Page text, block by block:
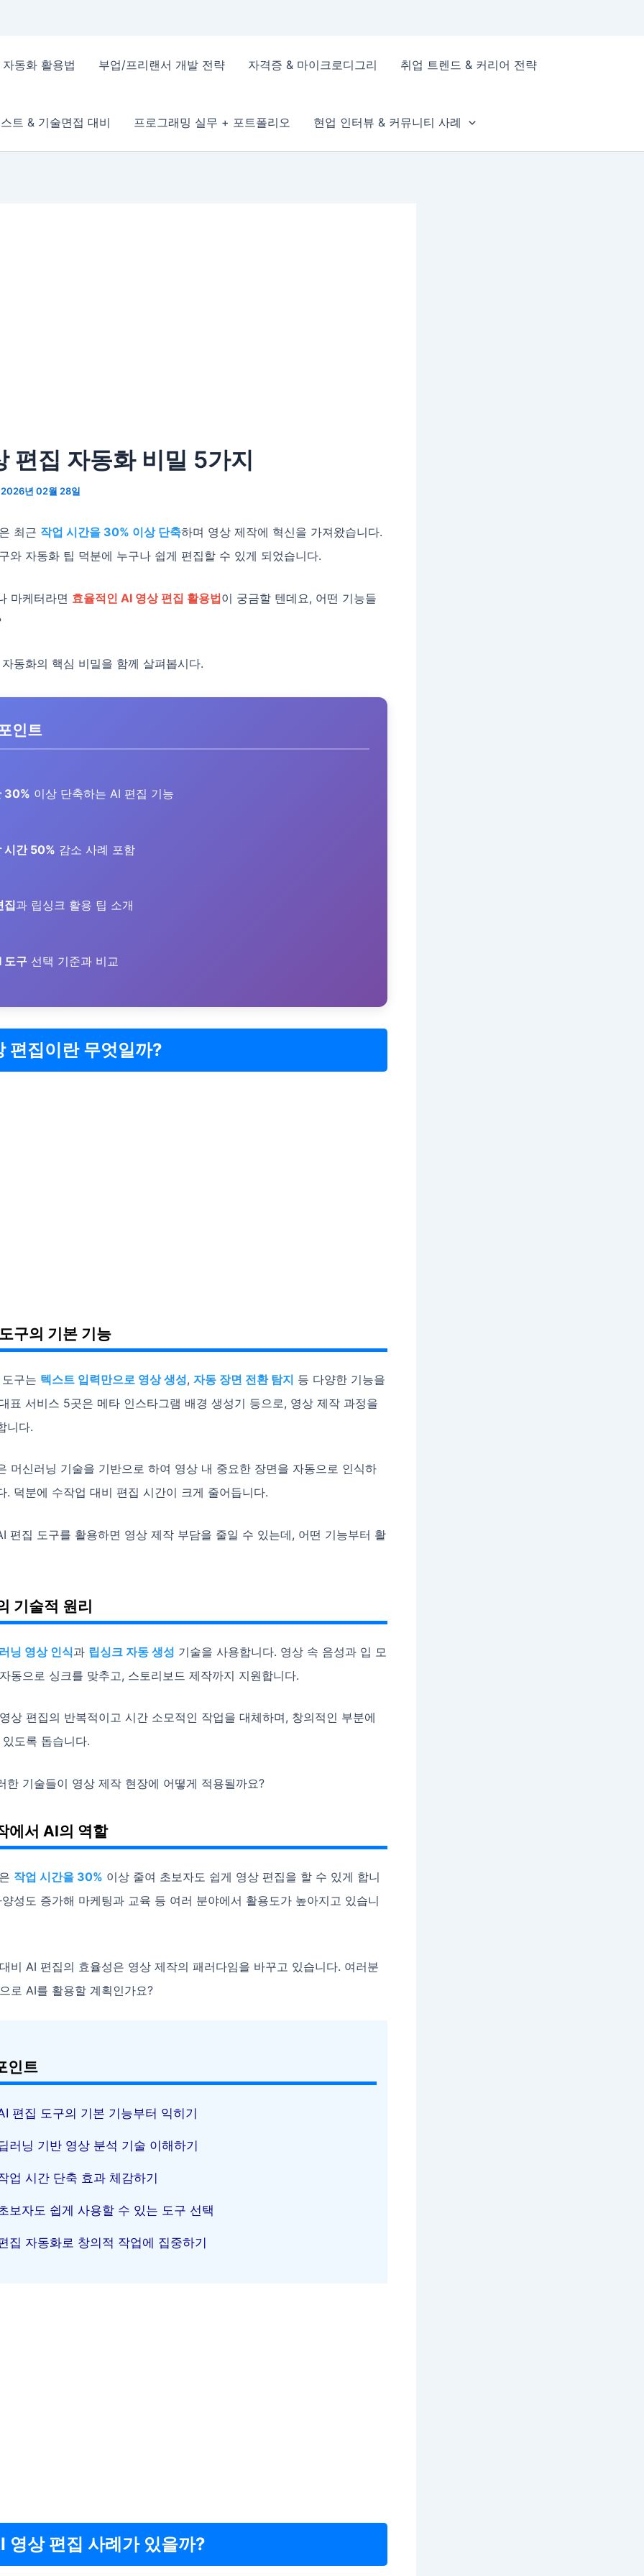
동화 활용법 부업/프리랜서 개발 전략 자격증 & 마이크로디그리 취업 트렌드 & 커리어 전략
트 & 기술면접 대비 프로그래밍 실무 + 포트폴리오 현업 인터뷰 & 커뮤니티 사례
편집 자동화 비밀 5가지
2026년 02월 28일
최근 작업 시간을 30% 이상 단축하며 영상 제작에 혁신을 가져왔습니다.
와 자동화 팁 덕분에 누구나 쉽게 편집할 수 있게 되었습니다.
마케터라면 효율적인 AI 영상 편집 활용법이 궁금할 텐데요, 어떤 기능들
동화의 핵심 비밀을 함께 살펴봅시다.
인트
30% 이상 단축하는 AI 편집 기능
시간 50% 감소 사례 포함
집과 립싱크 활용 팁 소개
도구 선택 기준과 비교
편집이란 무엇일까?
구의 기본 기능
구는 텍스트 입력만으로 영상 생성, 자동 장면 전환 탐지 등 다양한 기능을
표 서비스 5곳은 메타 인스타그램 배경 생성기 등으로, 영상 제작 과정을
니다.
머신러닝 기술을 기반으로 하여 영상 내 중요한 장면을 자동으로 인식하
. 덕분에 수작업 대비 편집 시간이 크게 줄어듭니다.
편집 도구를 활용하면 영상 제작 부담을 줄일 수 있는데, 어떤 기능부터 활
기술적 원리
닝 영상 인식과 립싱크 자동 생성 기술을 사용합니다. 영상 속 음성과 입 모
동으로 싱크를 맞추고, 스토리보드 제작까지 지원합니다.
상 편집의 반복적이고 시간 소모적인 작업을 대체하며, 창의적인 부분에
도록 돕습니다.
한 기술들이 영상 제작 현장에 어떻게 적용될까요?
에서 AI의 역할
작업 시간을 30% 이상 줄여 초보자도 쉽게 영상 편집을 할 수 있게 합니
성도 증가해 마케팅과 교육 등 여러 분야에서 활용도가 높아지고 있습니
비 AI 편집의 효율성은 영상 제작의 패러다임을 바꾸고 있습니다. 여러분
로 AI를 활용할 계획인가요?
인트
편집 도구의 기본 기능부터 익히기
러닝 기반 영상 분석 기술 이해하기
업 시간 단축 효과 체감하기
보자도 쉽게 사용할 수 있는 도구 선택
집 자동화로 창의적 작업에 집중하기
영상 편집 사례가 있을까?